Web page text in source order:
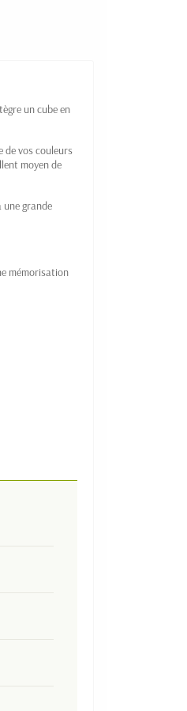
un cube en
de vos couleurs
moyen de
une grande
mémorisation